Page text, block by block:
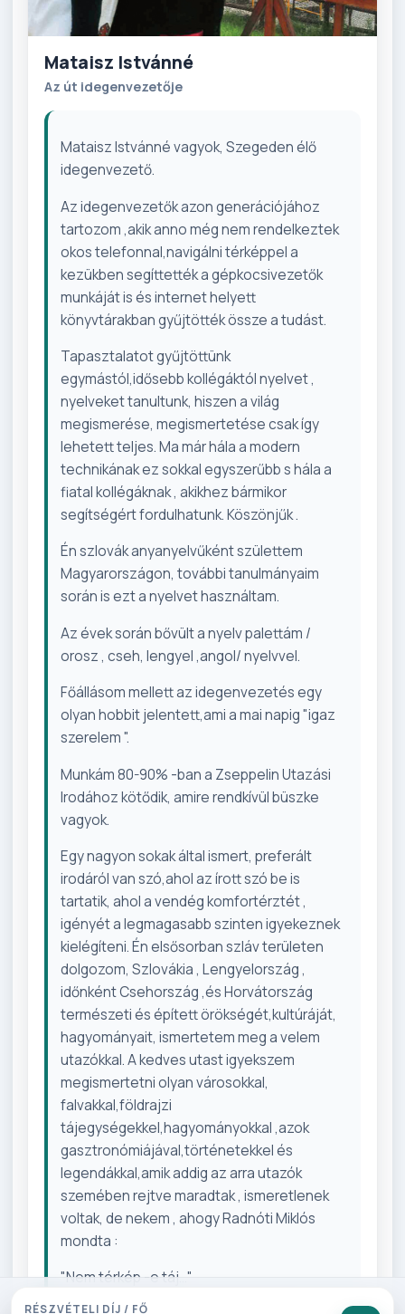
Mataisz Istvánné
Az út idegenvezetője
Mataisz Istvánné vagyok, Szegeden élő
idegenvezető.
Az idegenvezetők azon generációjához
tartozom ,akik anno még nem rendelkeztek
okos telefonnal,navigálni térképpel a
kezükben segíttették a gépkocsivezetők
munkáját is és internet helyett
könyvtárakban gyűjtötték össze a tudást.
Tapasztalatot gyűjtöttünk
egymástól,idősebb kollégáktól nyelvet ,
nyelveket tanultunk, hiszen a világ
megismerése, megismertetése csak így
lehetett teljes. Ma már hála a modern
technikának ez sokkal egyszerűbb s hála a
fiatal kollégáknak , akikhez bármikor
segítségért fordulhatunk. Köszönjűk .
Én szlovák anyanyelvűként születtem
Magyarországon, további tanulmányaim
során is ezt a nyelvet használtam.
Az évek során bővült a nyelv palettám /
orosz , cseh, lengyel ,angol/ nyelvvel.
Főállásom mellett az idegenvezetés egy
olyan hobbit jelentett,ami a mai napig "igaz
szerelem ".
Munkám 80-90% -ban a Zseppelin Utazási
Irodához kötődik, amire rendkívül büszke
vagyok.
Egy nagyon sokak által ismert, preferált
irodáról van szó,ahol az írott szó be is
tartatik, ahol a vendég komfortérztét ,
igényét a legmagasabb szinten igyekeznek
kielégíteni. Én elsősorban szláv területen
dolgozom, Szlovákia , Lengyelország ,
időnként Csehország ,és Horvátország
természeti és épített örökségét,kultúráját,
hagyományait, ismertetem meg a velem
utazókkal. A kedves utast igyekszem
megismertetni olyan városokkal,
falvakkal,földrajzi
tájegységekkel,hagyományokkal ,azok
gasztronómiájával,történetekkel és
legendákkal,amik addig az arra utazók
szemében rejtve maradtak , ismeretlenek
voltak, de nekem , ahogy Radnóti Miklós
mondta :
"Nem térkép -e táj..."
RÉSZVÉTELI DÍJ / FŐ